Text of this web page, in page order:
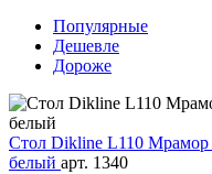
Популярные
Дешевле
Дороже
Стол Dikline L110
белый арт. 1340